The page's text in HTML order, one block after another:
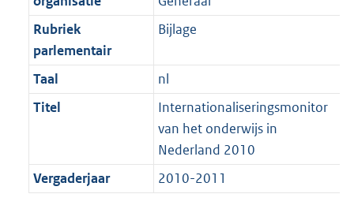
t
a
t
b K
Rubriek
parlementair
Bijlage
Taal
nl
Titel
Internationaliseringsmonitor
van het onderwijs in
Nederland 2010
Vergaderjaar
2010-2011